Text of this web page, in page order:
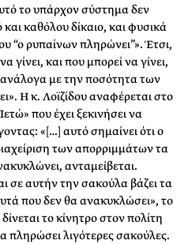
το υπάρχον σύστημα δεν
καθόλου δίκαιο, και φυσικά
“ο ρυπαίνων πληρώνει”». Έτσι,
γίνει, και που μπορεί να γίνει,
ανάλογα με την ποσότητα των
Η κ. Λοϊζίδου αναφέρεται στο
που έχει ξεκινήσει να
«[…] αυτό σημαίνει ότι ο
των απορριμμάτων τα
ανταμείβεται.
σε αυτήν την σακούλα βάζει τα
που δεν θα ανακυκλώσει», το
το κίνητρο στον πολίτη
πληρώσει λιγότερες σακούλες.